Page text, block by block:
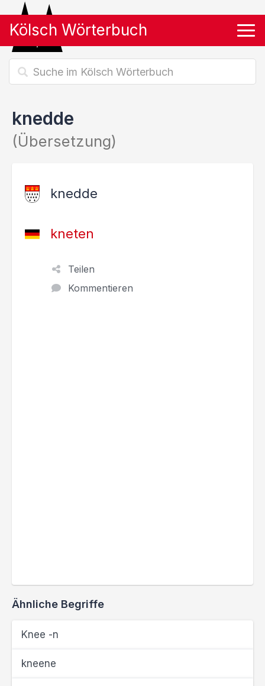
Kölsch Wörterbuch
knedde
(Übersetzung)
knedde
kneten
Teilen
Kommentieren
Ähnliche Begriffe
Knee -n
kneene